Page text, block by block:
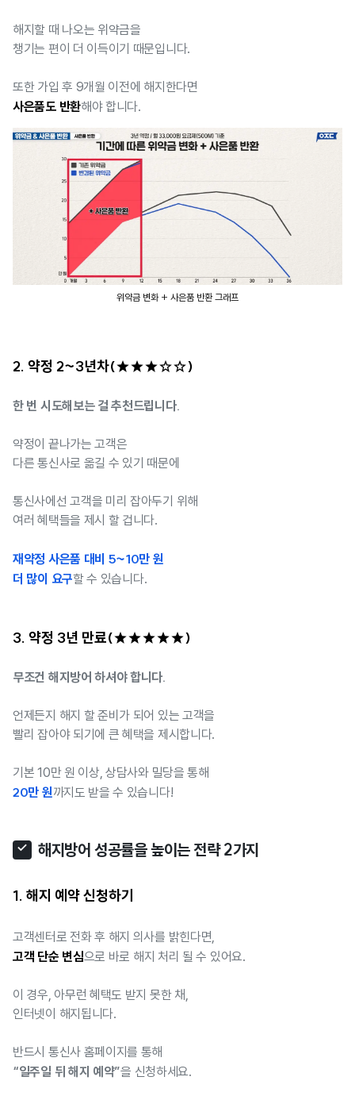
해지할 때 나오는 위약금을
챙기는 편이 더 이득이기 때문입니다.
또한 가입 후 9개월 이전에 해지한다면
사은품도 반환해야 합니다.
위약금 변화 + 사은품 반환 그래프
2. 약정 2~3년차(★★★☆☆)
한 번 시도해보는 걸 추천드립니다.
약정이 끝나가는 고객은
다른 통신사로 옮길 수 있기 때문에
통신사에선 고객을 미리 잡아두기 위해
여러 혜택들을 제시 할 겁니다.
재약정 사은품 대비 5~10만 원
더 많이 요구할 수 있습니다.
3. 약정 3년 만료(★★★★★)
무조건 해지방어 하셔야 합니다.
언제든지 해지 할 준비가 되어 있는 고객을
빨리 잡아야 되기에 큰 혜택을 제시합니다.
기본 10만 원 이상, 상담사와 밀당을 통해
20만 원까지도 받을 수 있습니다!
해지방어 성공률을 높이는 전략 2가지
1. 해지 예약 신청하기
고객센터로 전화 후 해지 의사를 밝힌다면,
고객 단순 변심으로 바로 해지 처리 될 수 있어요.
이 경우, 아무런 혜택도 받지 못한 채,
인터넷이 해지됩니다.
반드시 통신사 홈페이지를 통해
“일주일 뒤 해지 예약”을 신청하세요.